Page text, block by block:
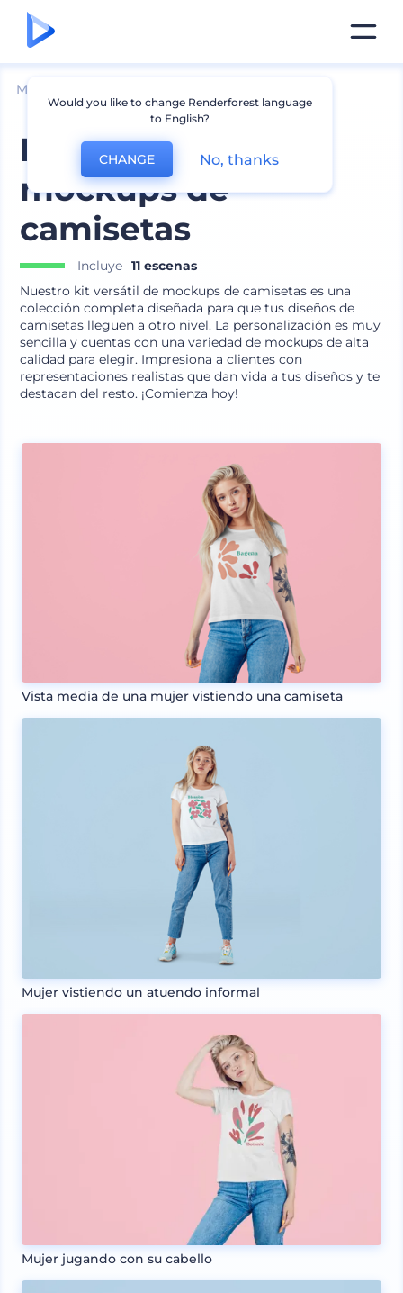
Mockups
Kit versátil de
mockups de
camisetas
Incluye 11 escenas
Nuestro kit versátil de mockups de camisetas es una
colección completa diseñada para que tus diseños de
camisetas lleguen a otro nivel. La personalización es muy
sencilla y cuentas con una variedad de mockups de alta
calidad para elegir. Impresiona a clientes con
representaciones realistas que dan vida a tus diseños y te
destacan del resto. ¡Comienza hoy!
Vista media de una mujer vistiendo una camiseta
Mujer vistiendo un atuendo informal
Mujer jugando con su cabello
Would you like to change Renderforest language
to English?
CHANGE No, thanks